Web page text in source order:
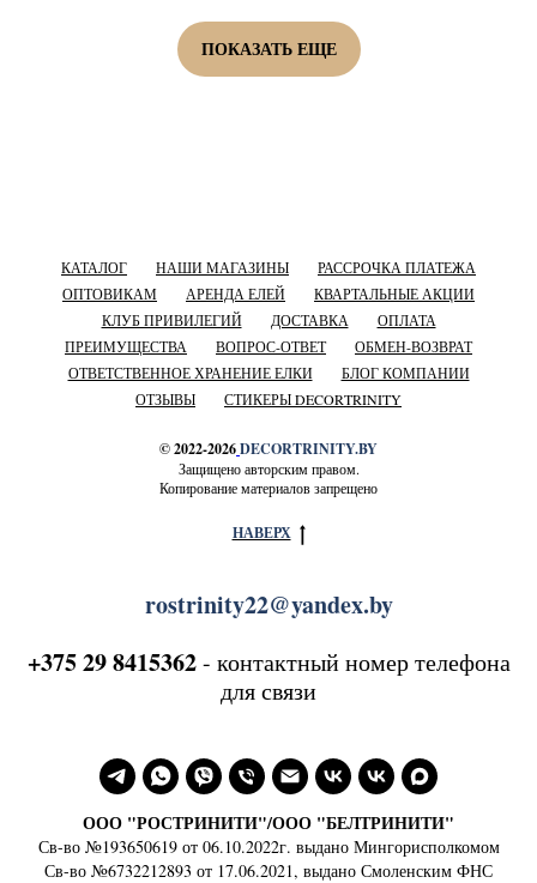
ПОКАЗАТЬ ЕЩЕ
КАТАЛОГ НАШИ МАГАЗИНЫ
РАССРОЧКА ПЛАТЕЖА
ОПТОВИКАМ
АРЕНДА ЕЛЕЙ
КВАРТАЛЬНЫЕ АКЦИИ
КЛУБ ПРИВИЛЕГИЙ
ДОСТАВКА
ОПЛАТА
ПРЕИМУЩЕСТВА
ВОПРОС-ОТВЕТ
ОБМЕН-ВОЗВРАТ
ОТВЕТСТВЕННОЕ ХРАНЕНИЕ ЕЛКИ
БЛОГ КОМПАНИИ
ОТЗЫВЫ
СТИКЕРЫ DECORTRINITY
© 2022-2026DECORTRINITY.BY
Защищено авторским правом.
Копирование материалов запрещено
НАВЕРХ
rostrinity22@yandex.by
+375 29 8415362- контактный номер телефона
для связи
ООО "РОСТРИНИТИ"/ООО "БЕЛТРИНИТИ"
Св-во №193650619 от 06.10.2022г. выдано Мингорисполкомом
Св-во №6732212893 от 17.06.2021, выдано Смоленским ФНС